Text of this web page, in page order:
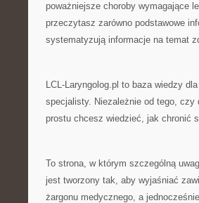
poważniejsze choroby wymagające
przeczytasz zarówno podstawowe
systematyzują informacje na temat
LCL-Laryngolog.pl to baza wiedzy
specjalisty. Niezależnie od tego, czy
prostu chcesz wiedzieć, jak chronić
To strona, w którym szczególną
jest tworzony tak, aby wyjaśniać
żargonu medycznego, a